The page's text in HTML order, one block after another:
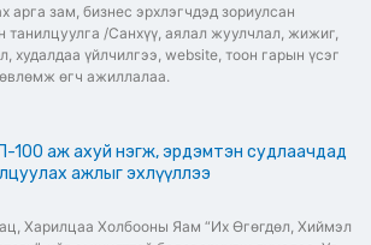
арга зам, бизнес эрхлэгчдэд зориулсан
/Санхүү, аялал жуулчлал, жижиг,
худалдаа үйлчилгээ, website, тоон гарын үсэг
өгч ажиллалаа.
100 аж ахуй нэгж, эрдэмтэн судлаачдад
ажлыг эхлүүллээ
Харилцаа Холбооны Яам “Их Өгөгдөл, Хиймэл